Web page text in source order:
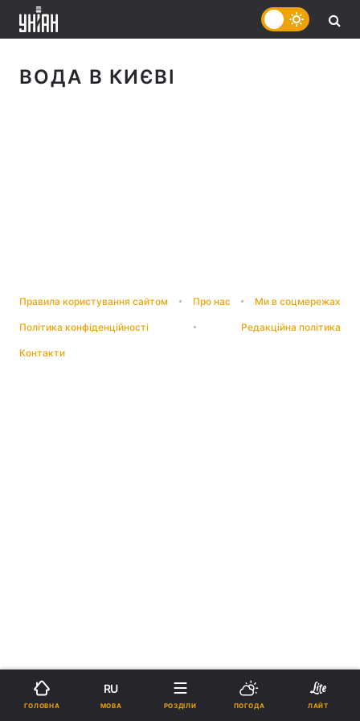
ВОДА В КИЄВІ
Правила користування сайтом Про нас Ми в соцмережах
Політика конфіденційності Редакційна політика
Контакти
ГОЛОВНА
RU
МОВА РОЗДІЛИ ПОГОДА ЛАЙТ